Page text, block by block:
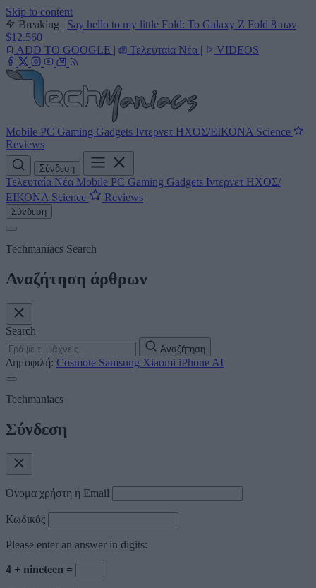
Skip to content
Breaking | Say hello to my little Fold: Το Galaxy Z Fold 8 των
$12.560
ADD TO GOOGLE | Τελευταία Νέα | VIDEOS
Mobile PC Gaming Gadgets Ιντερνετ ΗΧΟΣ/ΕΙΚΟΝΑ Science
Reviews
Σύνδεση
Τελευταία Νέα Mobile PC Gaming Gadgets Ιντερνετ ΗΧΟΣ/
ΕΙΚΟΝΑ Science Reviews
Σύνδεση
Techmaniacs Search
Αναζήτηση άρθρων
Search
Αναζήτηση
Δημοφιλή: Cosmote Samsung Xiaomi iPhone AI
Techmaniacs
Σύνδεση
Όνομα χρήστη ή Email
Κωδικός
Please enter an answer in digits:
4 + nineteen =